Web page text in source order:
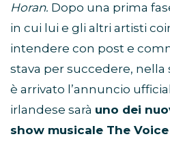
Horan. Dopo una prima
in cui lui e gli altri artisti
intendere con post e
stava per succedere, nella
è arrivato l’annuncio
irlandese sarà uno dei
show musicale The Voice